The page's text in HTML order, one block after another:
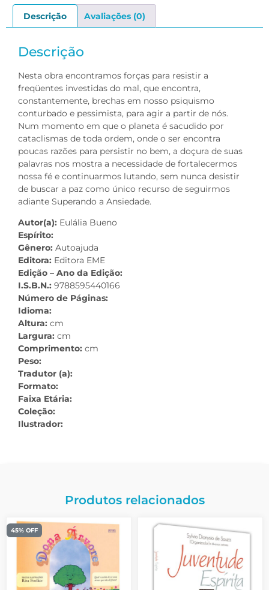
Descrição Avaliações (0)
Descrição
Nesta obra encontramos forças para resistir a
freqüentes investidas do mal, que encontra,
constantemente, brechas em nosso psiquismo
conturbado e pessimista, para agir a partir de nós.
Num momento em que o planeta é sacudido por
cataclismas de toda ordem, onde o ser encontra
poucas razões para persistir no bem, a doçura de suas
palavras nos mostra a necessidade de fortalecermos
nossa fé e continuarmos lutando, sem nunca desistir
de buscar a paz como único recurso de seguirmos
adiante Superando a Ansiedade.
Autor(a): Eulália Bueno
Espírito:
Gênero: Autoajuda
Editora: Editora EME
Edição – Ano da Edição:
I.S.B.N.: 9788595440166
Número de Páginas:
Idioma:
Altura: cm
Largura: cm
Comprimento: cm
Peso:
Tradutor (a):
Formato:
Faixa Etária:
Coleção:
Ilustrador:
Produtos relacionados
45% OFF